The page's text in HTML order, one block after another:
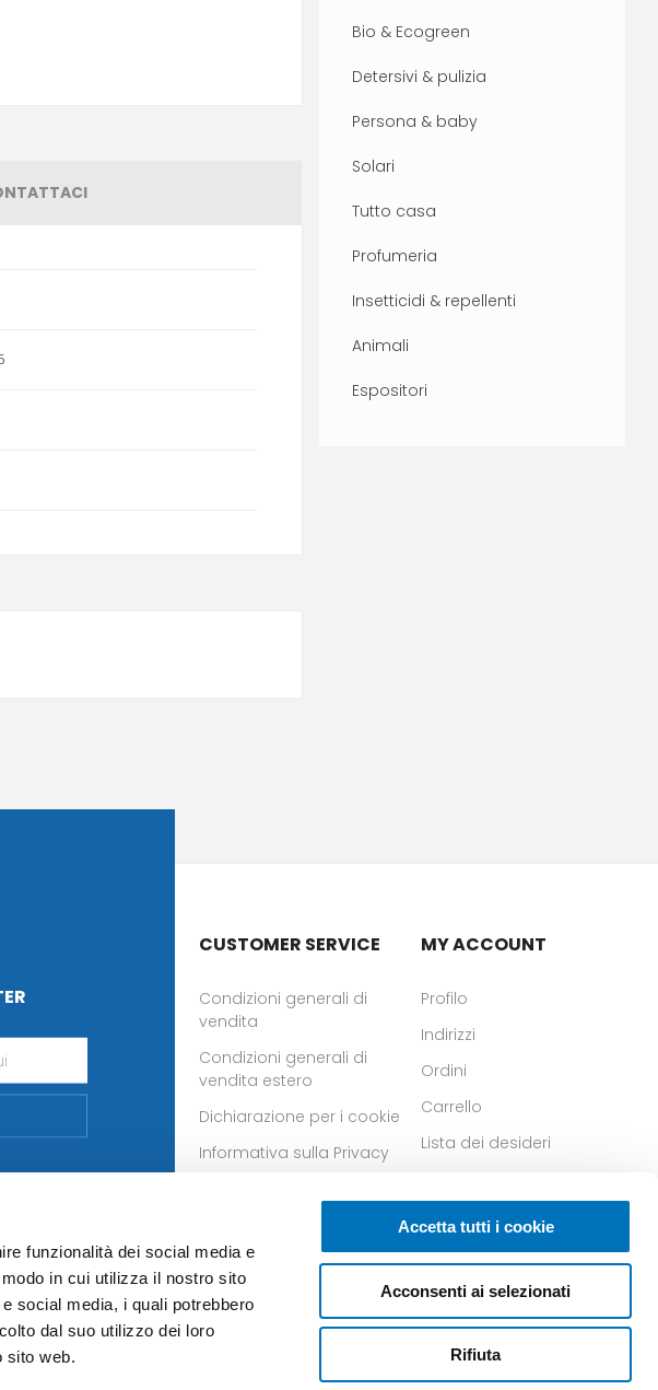
funzionalità dei social media e
in cui utilizza il nostro sito
social media, i quali potrebbero
dal suo utilizzo dei loro
sito web.
Accetta tutti i cookie
Acconsenti ai selezionati
Rifiuta
Bio & Ecogreen
Detersivi & pulizia
Persona & baby
Solari
Tutto casa
Profumeria
Insetticidi & repellenti
Animali
Espositori
CUSTOMER SERVICE
Condizioni generali di
vendita
Condizioni generali di
vendita estero
Dichiarazione per i cookie
Informativa sulla Privacy
MY ACCOUNT
Profilo
Indirizzi
Ordini
Carrello
Lista dei desideri
Scarica la nostra app per
IOS
Scarica la nostra app
per Android